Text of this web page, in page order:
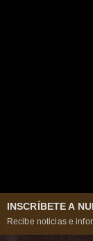
INSCRÍBETE A
Recibe noticias e